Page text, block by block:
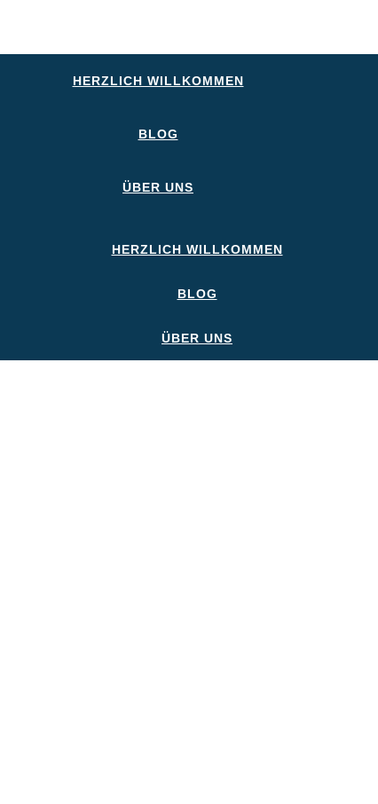
HERZLICH WILLKOMMEN
BLOG
ÜBER UNS
HERZLICH WILLKOMMEN
BLOG
ÜBER UNS